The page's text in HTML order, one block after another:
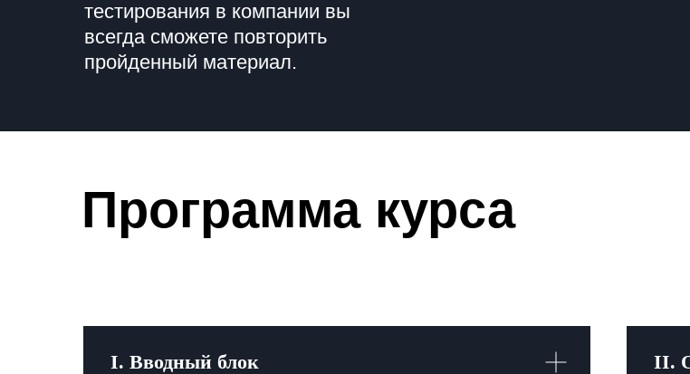
тестирования в компании вы
всегда сможете повторить
пройденный материал.
Программа курса
I. Вводный блок II.